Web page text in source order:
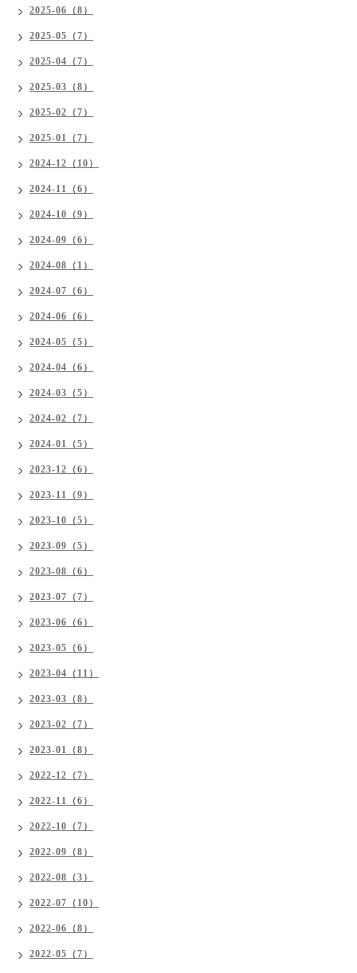
2025-06（8）
2025-05（7）
2025-04（7）
2025-03（8）
2025-02（7）
2025-01（7）
2024-12（10）
2024-11（6）
2024-10（9）
2024-09（6）
2024-08（1）
2024-07（6）
2024-06（6）
2024-05（5）
2024-04（6）
2024-03（5）
2024-02（7）
2024-01（5）
2023-12（6）
2023-11（9）
2023-10（5）
2023-09（5）
2023-08（6）
2023-07（7）
2023-06（6）
2023-05（6）
2023-04（11）
2023-03（8）
2023-02（7）
2023-01（8）
2022-12（7）
2022-11（6）
2022-10（7）
2022-09（8）
2022-08（3）
2022-07（10）
2022-06（8）
2022-05（7）